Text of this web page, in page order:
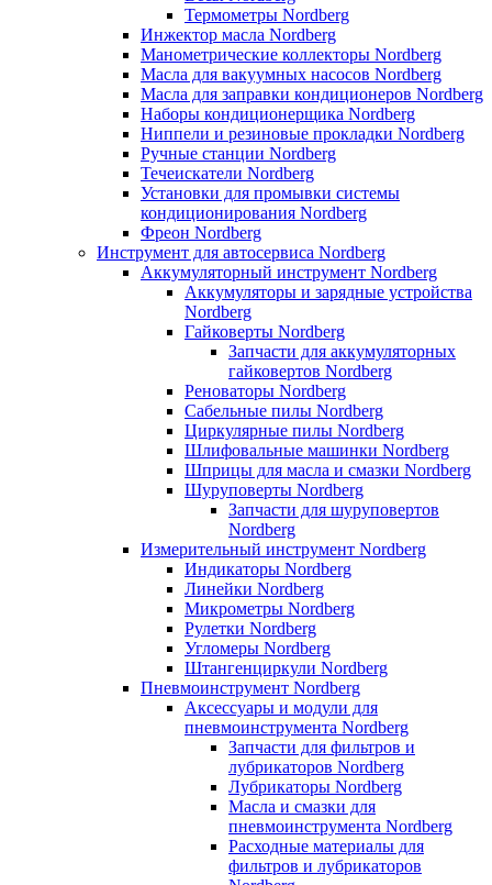
Термометры Nordberg
Инжектор масла Nordberg
Манометрические коллекторы Nordberg
Масла для вакуумных насосов Nordberg
Масла для заправки кондиционеров Nordberg
Наборы кондиционерщика Nordberg
Ниппели и резиновые прокладки Nordberg
Ручные станции Nordberg
Течеискатели Nordberg
Установки для промывки системы
кондиционирования Nordberg
Фреон Nordberg
Инструмент для автосервиса Nordberg
Аккумуляторный инструмент Nordberg
Аккумуляторы и зарядные устройства
Nordberg
Гайковерты Nordberg
Запчасти для аккумуляторных
гайковертов Nordberg
Реноваторы Nordberg
Сабельные пилы Nordberg
Циркулярные пилы Nordberg
Шлифовальные машинки Nordberg
Шприцы для масла и смазки Nordberg
Шуруповерты Nordberg
Запчасти для шуруповертов
Nordberg
Измерительный инструмент Nordberg
Индикаторы Nordberg
Линейки Nordberg
Микрометры Nordberg
Рулетки Nordberg
Угломеры Nordberg
Штангенциркули Nordberg
Пневмоинструмент Nordberg
Аксессуары и модули для
пневмоинструмента Nordberg
Запчасти для фильтров и
лубрикаторов Nordberg
Лубрикаторы Nordberg
Масла и смазки для
пневмоинструмента Nordberg
Расходные материалы для
фильтров и лубрикаторов